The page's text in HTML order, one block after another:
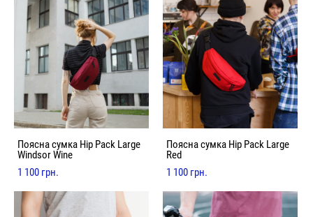
Поясна сумка Hip Pack Large
Windsor Wine
1 100 грн.
Поясна сумка Hip Pack Large
Red
1 100 грн.